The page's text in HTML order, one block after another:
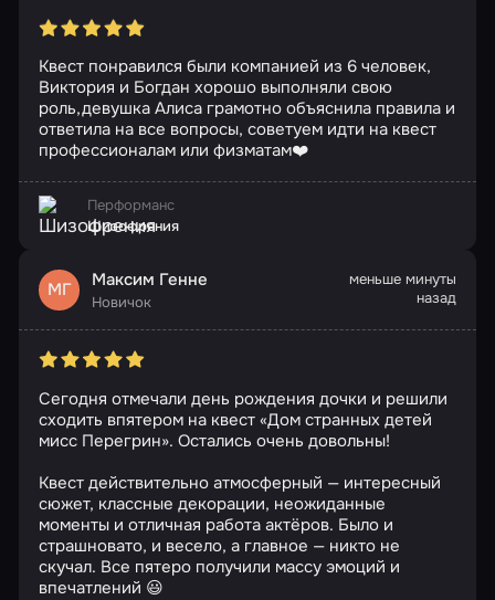
Квест понравился были компанией из 6 человек,
Виктория и Богдан хорошо выполняли свою
роль,девушка Алиса грамотно объяснила правила и
ответила на все вопросы, советуем идти на квест
профессионалам или физматам❤️
Перформанс
Шизофрения
МГ Максим Генне
Новичок
меньше минуты
назад
Сегодня отмечали день рождения дочки и решили
сходить впятером на квест «Дом странных детей
мисс Перегрин». Остались очень довольны!
Квест действительно атмосферный — интересный
сюжет, классные декорации, неожиданные
моменты и отличная работа актёров. Было и
страшновато, и весело, а главное — никто не
скучал. Все пятеро получили массу эмоций и
впечатлений 😃